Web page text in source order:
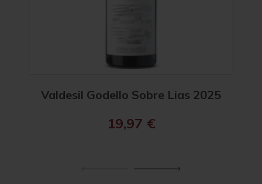
Valdesil Godello Sobre Lias 2025
19,97 €